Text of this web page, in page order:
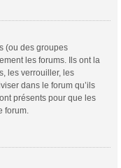
(ou des groupes
les forums. Ils ont la
les verrouiller, les
dans le forum qu’ils
présents pour que les
forum.